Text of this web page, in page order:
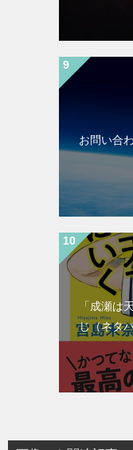
お問い合
「成瀬は
じ（ネタ